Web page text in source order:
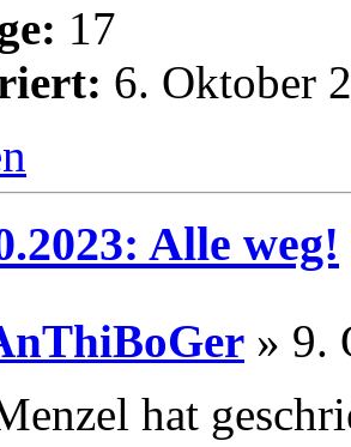
17
6. Oktober
Alle weg!
» 9.
hat